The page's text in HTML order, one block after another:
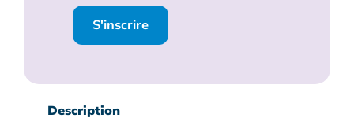
S'inscrire
Description